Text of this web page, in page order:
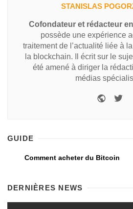
STANISLAS
Cofondateur et rédacteur
possède une expérience
traitement de l’actualité liée à
la blockchain. Il écrit sur le
été amené à diriger la
médias
GUIDE
Comment acheter du Bitcoin
DERNIÈRES NEWS